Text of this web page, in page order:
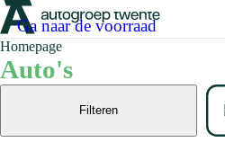
Homepage
Auto's
Ga naar de voorraad
Filteren